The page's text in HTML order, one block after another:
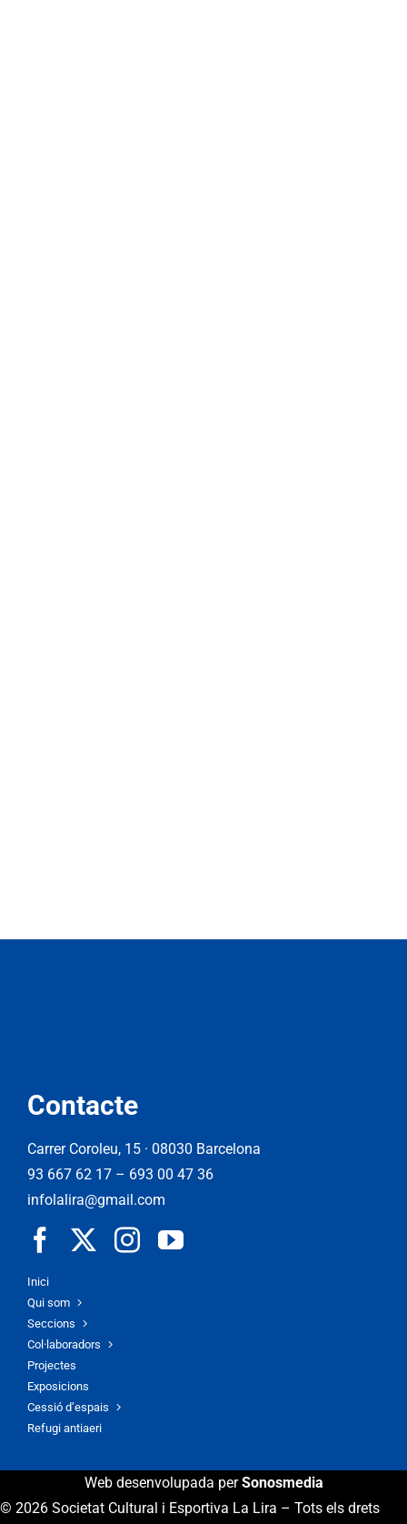
Contacte
Carrer Coroleu, 15 · 08030 Barcelona
93 667 62 17– 693 00 47 36
infolalira@gmail.com
Inici
Qui som
Seccions
Col·laboradors
Projectes
Exposicions
Cessió d’espais
Refugi antiaeri
Web desenvolupada perSonosmedia
© 2026 Societat Cultural i Esportiva La Lira – Tots els drets